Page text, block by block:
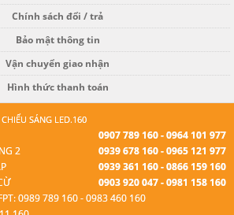
Chính sách đổi / trả
Bảo mật thông tin
Vận chuyển giao nhận
Hình thức thanh toán
SÁNG LED.160
0907 789 160 - 0964 101 977
2
0939 678 160 - 0965 121 977
0939 361 160 - 0866 159 160
0903 920 047 - 0981 158 160
0989 789 160 - 0983 460 160